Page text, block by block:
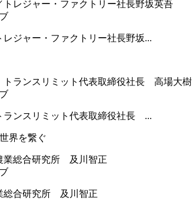
ジャー・ファクトリー社長野坂...
ランスリミット代表取締役社長 ...
界を繋ぐ
総合研究所 及川智正